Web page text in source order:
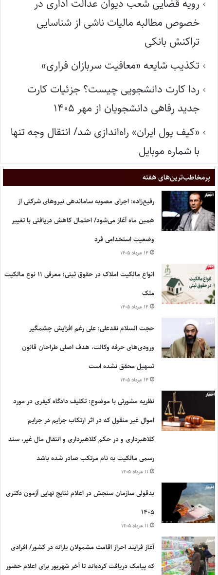
رویه قضایی شعب دیوان عدالت اداری در
خصوص مطالبه مالیات ناشی از شناسایی
تراکنش بانکی
تکذیب شایعه «معافیت سربازان فراری»
ردا کارت دانشجویی چیست؟ جزئیات کارت
جدید رفاهی دانشجویان از مهر ۱۴۰۵
«کیف پول ایران» راه‌اندازی شد/ انتقال وجه تنها
با شماره موبایل
پر‌مخاطب‌ترین‌های هفته
رفیع‌زاده: اجرای مصوبه ساماندهی نیروهای شرکتی از
همین ماه آغاز می‌شود/ احتمال کاهش دریافتی با تغییر
وضعیت استخدامی فرد
۱۲ مرداد ۱۴۰۵
انواع مالکیت املاک در حقوق ثبتی؛ معرفی ۱۱ نوع مالکیت
ملک
۱۲ مرداد ۱۴۰۵
حجت السلام نقدعلی: علی رغم افزایش چشمگیر
ورودی‌های حرفه وکالت، هدف اصلی طراحان قانون
تسهیل محقق نشده است
۱۴ مرداد ۱۴۰۵
نظریه مشورتی با موضوع: تکلیف دادگاه کیفری در مورد
اموال غیر منقول که در اثر ارتکاب جرایم در جرایم
کلاهبرداری و در حکم کلاهبرداری و انتقال مال غیر، سند
رسمی مالکیت به نام مرتکب صادر شده باشد
۱۱ مرداد ۱۴۰۵
بدقولی سازمان سنجش در اعلام نتایج نهایی آزمون دکتری
۱۴۰۵
۱۱ مرداد ۱۴۰۵
آغاز فرایند احراز اقامت مشمولان یارانه در کشور/ افرادی
که پیامک دریافت کرده‌اند تا آخر شهریور برای اعلام حضور